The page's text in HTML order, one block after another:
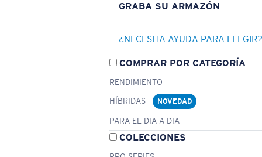
GRABA SU ARMAZÓN
¿NECESITA AYUDA PARA ELEGIR?
COMPRAR POR CATEGORÍA
RENDIMIENTO
HÍBRIDAS
NOVEDAD
PARA EL DIA A DIA
COLECCIONES